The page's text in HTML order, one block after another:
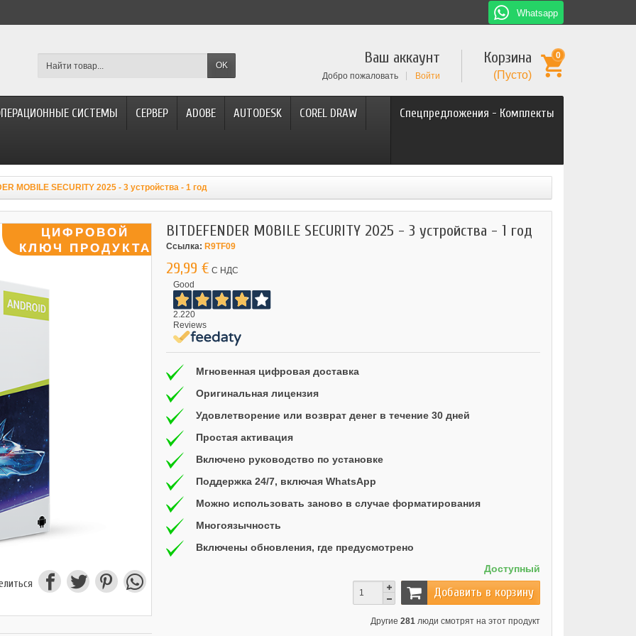
Whatsapp
OK Корзина
(Пусто)
0
Ваш аккаунт
Добро пожаловать Войти
Спецпредложения - Комплекты
СИСТЕМЫ СЕРВЕР ADOBE AUTODESK COREL DRAW
MOBILE SECURITY 2025 - 3 устройства - 1 год
BITDEFENDER MOBILE SECURITY 2025 - 3 устройства - 1 год
Ссылка: R9TF09
29,99 € С НДС
Good
2.220
Reviews
Мгновенная цифровая доставка
Оригинальная лицензия
Удовлетворение или возврат денег в течение 30 дней
Простая активация
Включено руководство по установке
Поддержка 24/7, включая WhatsApp
Можно использовать заново в случае форматирования
Многоязычность
Включены обновления, где предусмотрено
Доступный
Добавить в корзину
Другие 281 люди смотрят на этот продукт